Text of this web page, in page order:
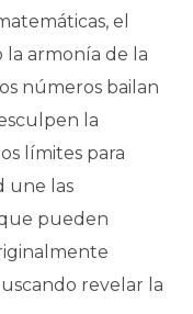
el
la armonía de la
números bailan
la
límites para
une las
pueden
revelar la